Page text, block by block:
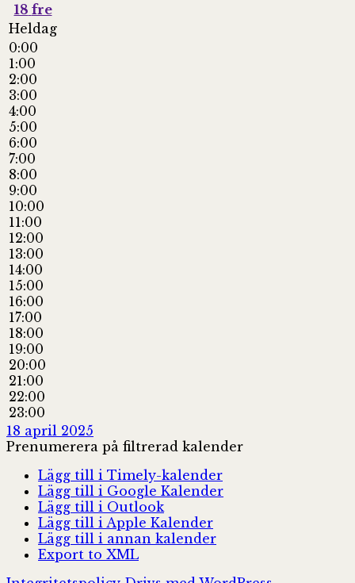
18 fre
Heldag
0:00
1:00
2:00
3:00
4:00
5:00
6:00
7:00
8:00
9:00
10:00
11:00
12:00
13:00
14:00
15:00
16:00
17:00
18:00
19:00
20:00
21:00
22:00
23:00
18 april 2025
Prenumerera på filtrerad kalender
Lägg till i Timely-kalender
Lägg till i Google Kalender
Lägg till i Outlook
Lägg till i Apple Kalender
Lägg till i annan kalender
Export to XML